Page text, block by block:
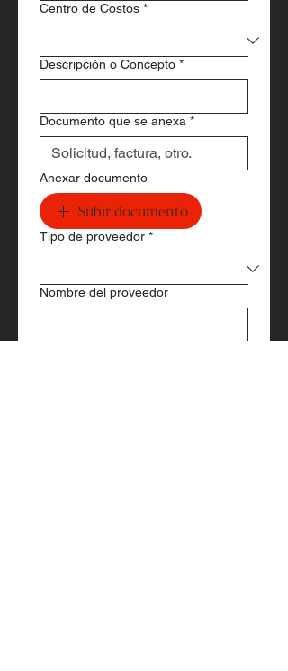
Centro de Costos *
Descripción o Concepto *
Documento que se anexa *
Anexar documento
Subir documento
Tipo de proveedor *
Nombre del proveedor